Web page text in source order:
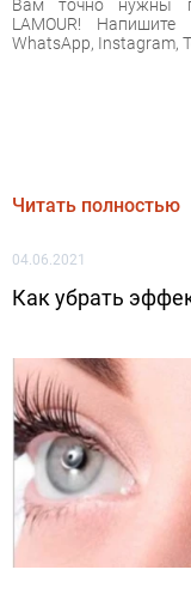
Вам точно нужны
LAMOUR!
WhatsApp, Instagram,
Читать полностью
04.06.2021
Как убрать